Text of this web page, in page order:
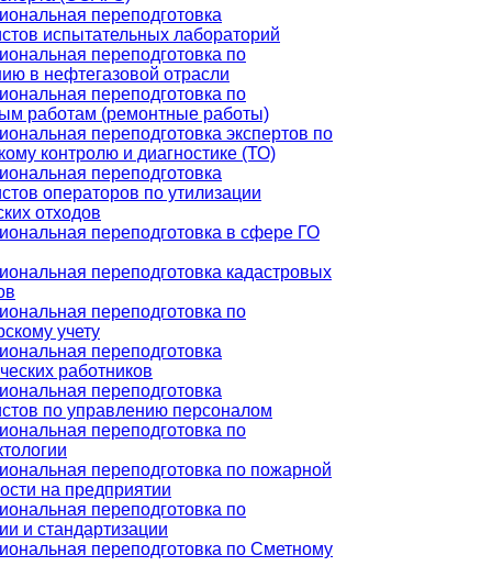
переподготовка
испытательных лабораторий
переподготовка по
в нефтегазовой отрасли
переподготовка по
работам (ремонтные работы)
переподготовка экспертов по
контролю и диагностике (ТО)
переподготовка
операторов по утилизации
отходов
переподготовка в сфере ГО
переподготовка кадастровых
переподготовка по
учету
переподготовка
работников
переподготовка
по управлению персоналом
переподготовка по
переподготовка по пожарной
на предприятии
переподготовка по
и стандартизации
переподготовка по Сметному